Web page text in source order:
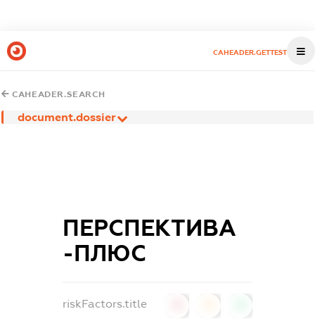
CAHEADER.GETTEST
CAHEADER.SEARCH
document.dossier
ПЕРСПЕКТИВА
-ПЛЮС
riskFactors.title